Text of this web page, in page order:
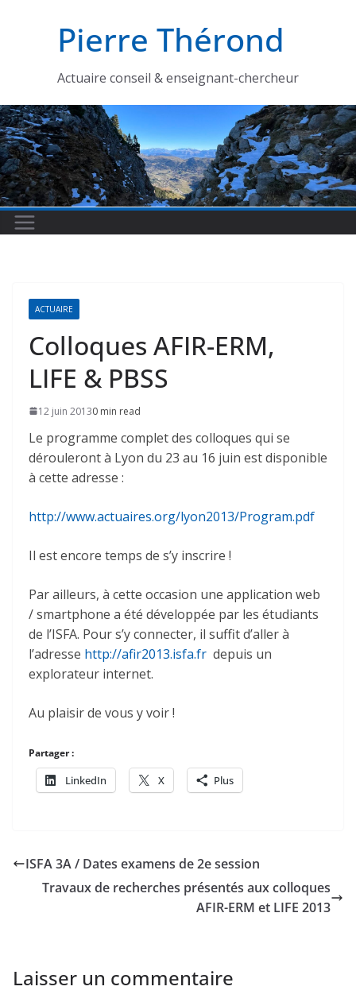
Pierre Thérond
Actuaire conseil & enseignant-chercheur
ACTUAIRE
Colloques AFIR-ERM,
LIFE & PBSS
12 juin 20130 min read
Le programme complet des colloques qui se
dérouleront à Lyon du 23 au 16 juin est disponible
à cette adresse :
http://www.actuaires.org/lyon2013/Program.pdf
Il est encore temps de s’y inscrire !
Par ailleurs, à cette occasion une application web
/ smartphone a été développée par les étudiants
de l’ISFA. Pour s’y connecter, il suffit d’aller à
l’adresse http://afir2013.isfa.fr depuis un
explorateur internet.
Au plaisir de vous y voir !
Partager :
LinkedIn X Plus
ISFA 3A / Dates examens de 2e session
Travaux de recherches présentés aux colloques
AFIR-ERM et LIFE 2013
Laisser un commentaire